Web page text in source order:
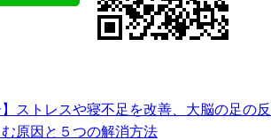
】ストレスや寝不足を改善、大脳の足の
む原因と５つの解消方法